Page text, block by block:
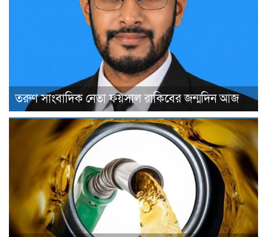
তরুণ সাংবাদিক নেতা ফয়সাল রাকিবের জন্মদিন আজ